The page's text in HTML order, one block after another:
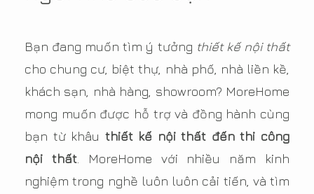
Bạn đang muốn tìm ý tưởng thiết kế nội thất
cho chung cư, biệt thự, nhà phố, nhà liền kề,
khách sạn, nhà hàng, showroom? MoreHome
mong muốn được hỗ trợ và đồng hành cùng
bạn từ khâu thiết kế nội thất đến thi công
nội thất. MoreHome với nhiều năm kinh
nghiệm trong nghề luôn luôn cải tiến, và tìm